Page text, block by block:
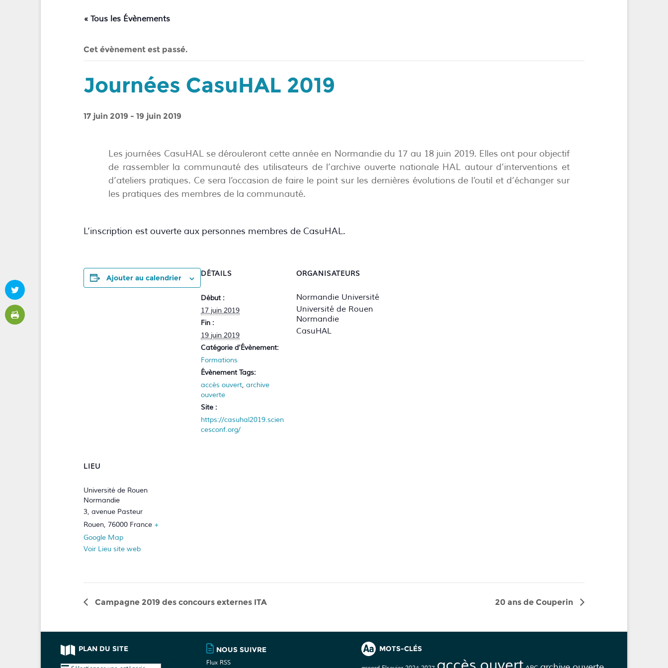
« Tous les Évènements
Cet évènement est passé.
Journées CasuHAL 2019
17 juin 2019 - 19 juin 2019
Les journées CasuHAL se dérouleront cette année en Normandie du 17 au 18 juin 2019. Elles ont pour objectif
de rassembler la communauté des utilisateurs de l’archive ouverte nationale HAL autour d’interventions et
d’ateliers pratiques. Ce sera l’occasion de faire le point sur les dernières évolutions de l’outil et d’échanger sur
les pratiques des membres de la communauté.
L’inscription est ouverte aux personnes membres de CasuHAL.
Ajouter au calendrier DÉTAILS
Début :
17 juin 2019
Fin :
19 juin 2019
Catégorie d’Évènement:
Formations
Évènement Tags:
accès ouvert, archive
ouverte
Site :
https://casuhal2019.scien
cesconf.org/
ORGANISATEURS
Normandie Université
Université de Rouen
Normandie
CasuHAL
LIEU
Université de Rouen
Normandie
3, avenue Pasteur
Rouen, 76000 France +
Google Map
Voir Lieu site web
Campagne 2019 des concours externes ITA 20 ans de Couperin
PLAN DU SITE NOUS SUIVRE
Flux RSS
MOTS-CLÉS